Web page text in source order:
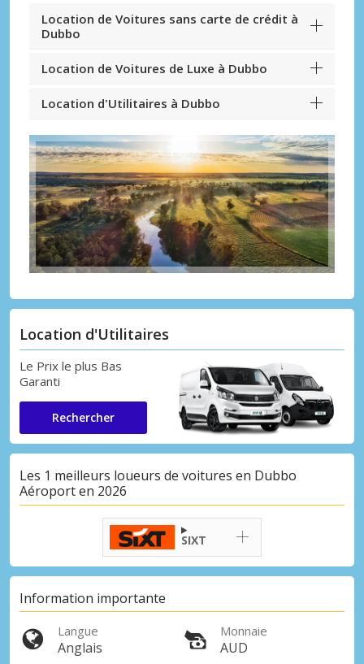
Location de Voitures sans carte de crédit à
Dubbo
Location de Voitures de Luxe à Dubbo
Location d'Utilitaires à Dubbo
Location d'Utilitaires
Le Prix le plus Bas
Garanti
Rechercher
Les 1 meilleurs loueurs de voitures en Dubbo
Aéroport en 2026
SIXT
Information importante
Langue
Anglais
Monnaie
AUD